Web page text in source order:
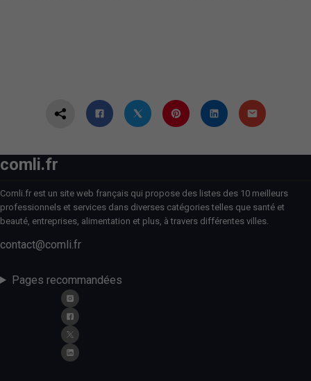
comli.fr
Comli.fr est un site web français qui propose des listes des 10 meilleurs
professionnels et services dans diverses catégories telles que santé et
beauté, entreprises, alimentation et plus, à travers différentes villes.
contact@comli.fr
Pages recommandées